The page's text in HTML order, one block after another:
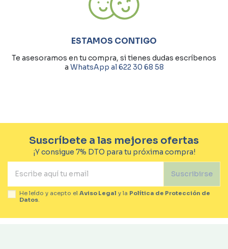
ESTAMOS CONTIGO
Te asesoramos en tu compra, si tienes dudas escríbenos
a WhatsApp al 622 30 68 58
Suscríbete a las mejores ofertas
¡Y consigue 7% DTO para tu próxima compra!
Suscribirse
He leído y acepto el Aviso Legal y la Política de Protección de
Datos.